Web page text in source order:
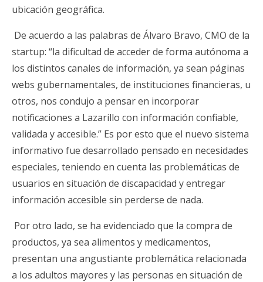
ubicación geográfica.
De acuerdo a las palabras de Álvaro Bravo, CMO de la
startup: “la dificultad de acceder de forma autónoma a
los distintos canales de información, ya sean páginas
webs gubernamentales, de instituciones financieras, u
otros, nos condujo a pensar en incorporar
notificaciones a Lazarillo con información confiable,
validada y accesible.” Es por esto que el nuevo sistema
informativo fue desarrollado pensado en necesidades
especiales, teniendo en cuenta las problemáticas de
usuarios en situación de discapacidad y entregar
información accesible sin perderse de nada.
Por otro lado, se ha evidenciado que la compra de
productos, ya sea alimentos y medicamentos,
presentan una angustiante problemática relacionada
a los adultos mayores y las personas en situación de